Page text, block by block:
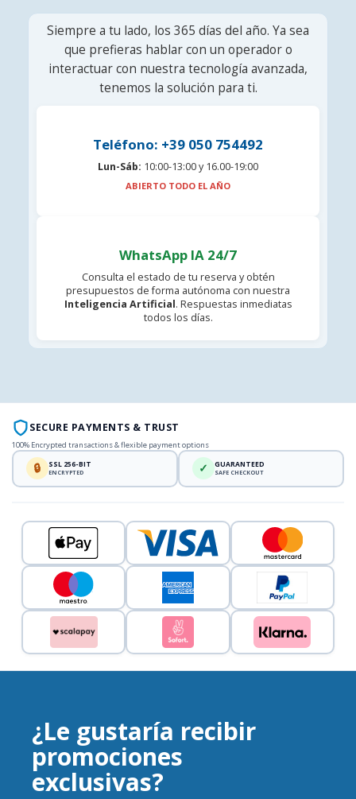
Siempre a tu lado, los 365 días del año. Ya sea
que prefieras hablar con un operador o
interactuar con nuestra tecnología avanzada,
tenemos la solución para ti.
Teléfono: +39 050 754492
Lun-Sáb: 10:00-13:00 y 16.00-19:00
ABIERTO TODO EL AÑO
WhatsApp IA 24/7
Consulta el estado de tu reserva y obtén
presupuestos de forma autónoma con nuestra
Inteligencia Artificial. Respuestas inmediatas
todos los días.
SECURE PAYMENTS & TRUST
100% Encrypted transactions & flexible payment options
🔒 SSL 256-BIT
ENCRYPTED ✓ GUARANTEED
SAFE CHECKOUT
¿Le gustaría recibir
promociones
exclusivas?